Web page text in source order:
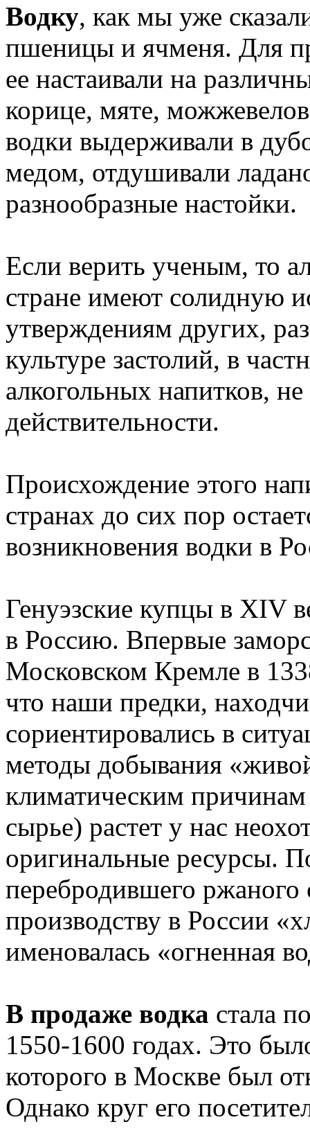
Водку, как мы уже
пшеницы и ячменя. Для
ее настаивали на
корице, мяте,
водки выдерживали в
медом, отдушивали
разнообразные настойки.
Если верить ученым, то
стране имеют солидную
утверждениям других,
культуре застолий, в
алкогольных напитков, не
действительности.
Происхождение этого
странах до сих пор
возникновения водки в
Генуэзские купцы в XIV
в Россию. Впервые
Московском Кремле в
что наши предки,
сориентировались в
методы добывания
климатическим
сырье) растет у нас
оригинальные ресурсы.
перебродившего ржаного
производству в России
именовалась «огненная
В продаже водка стала
1550-1600 годах. Это
которого в Москве был
Однако круг его